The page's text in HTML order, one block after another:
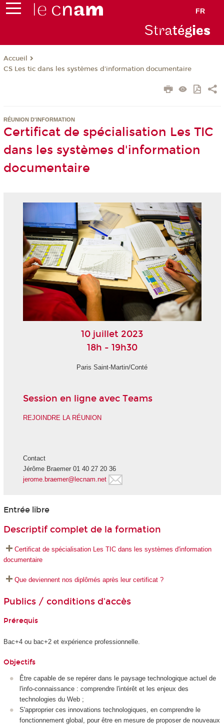
FR
Stratégies
Accueil
CS Les tic dans les systèmes d'information documentaire
RÉUNION D'INFORMATION
Certificat de spécialisation Les TIC
dans les systèmes d'information
documentaire
10 juillet 2023
18h - 19h30
Paris Saint-Martin/Conté
Session en ligne avec Teams
REJOINDRE LA RÉUNION
Contact
Jérôme Braemer 01 40 27 20 36
jerome.braemer@lecnam.net
Entrée libre
Descriptif complet de la formation
Certificat de spécialisation Les TIC dans les systèmes d'information
documentaire
Que deviennent nos diplômés après leur certificat ?
Publics / conditions d'accès
Prérequis
Bac+4 ou bac+2 et expérience professionnelle.
Objectifs
Être capable de se repérer dans le paysage technologique actuel de
l'info-connaissance : comprendre l'intérêt et les enjeux des
technologies du Web ;
S'approprier ces innovations technologiques, en comprendre le
fonctionnement global, pour être en mesure de proposer de nouveaux